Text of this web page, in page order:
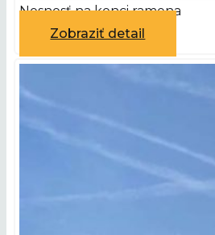
Nosnosť na konci ramena
Zobraziť detail